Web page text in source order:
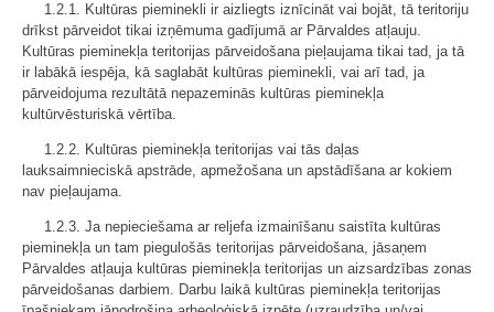
1.2.1. Kultūras pieminekli ir aizliegts iznīcināt vai bojāt, tā teritoriju
drīkst pārveidot tikai izņēmuma gadījumā ar Pārvaldes atļauju.
Kultūras pieminekļa teritorijas pārveidošana pieļaujama tikai tad, ja tā
ir labākā iespēja, kā saglabāt kultūras pieminekli, vai arī tad, ja
pārveidojuma rezultātā nepazeminās kultūras pieminekļa
kultūrvēsturiskā vērtība.
1.2.2. Kultūras pieminekļa teritorijas vai tās daļas
lauksaimnieciskā apstrāde, apmežošana un apstādīšana ar kokiem
nav pieļaujama.
1.2.3. Ja nepieciešama ar reljefa izmainīšanu saistīta kultūras
pieminekļa un tam piegulošās teritorijas pārveidošana, jāsaņem
Pārvaldes atļauja kultūras pieminekļa teritorijas un aizsardzības zonas
pārveidošanas darbiem. Darbu laikā kultūras pieminekļa teritorijas